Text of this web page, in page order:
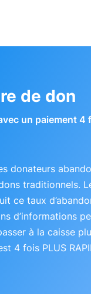
de don
un paiement 4
donateurs
traditionnels.
ce taux
d’informations
à la caisse
4 fois PLUS